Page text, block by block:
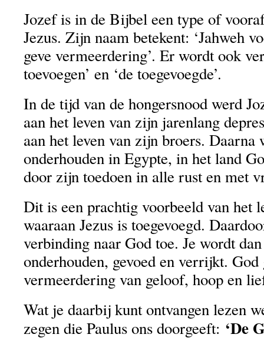
Jozef is in de Bijbel een type of
Jezus. Zijn naam betekent: ‘Jahweh
geve vermeerdering’. Er wordt ook
toevoegen’ en ‘de toegevoegde’.
In de tijd van de hongersnood werd
aan het leven van zijn jarenlang
aan het leven van zijn broers. Daarna
onderhouden in Egypte, in het land
door zijn toedoen in alle rust en met
Dit is een prachtig voorbeeld van het
waaraan Jezus is toegevoegd.
verbinding naar God toe. Je wordt
onderhouden, gevoed en verrijkt. God
vermeerdering van geloof, hoop en
Wat je daarbij kunt ontvangen lezen
zegen die Paulus ons doorgeeft: ‘De